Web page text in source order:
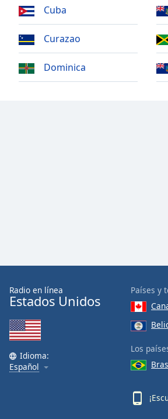
Subtitles
subtitles
settings
opens
subtitles
a
window.
dialog
window.
Escape
Cuba
Curazao
Dominica
Radio en línea
Estados Unidos
Idioma:
Español
Países y
Los